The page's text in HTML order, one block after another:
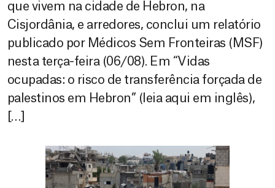
que vivem na cidade de Hebron, na
Cisjordânia, e arredores, conclui um relatório
publicado por Médicos Sem Fronteiras (MSF)
nesta terça-feira (06/08). Em “Vidas
ocupadas: o risco de transferência forçada de
palestinos em Hebron” (leia aqui em inglês),
[…]